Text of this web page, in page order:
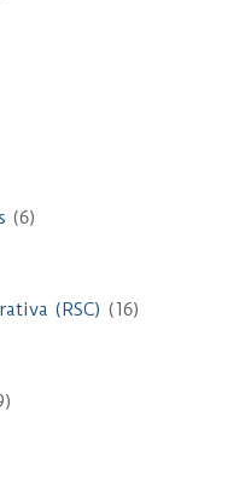
(6)
(RSC) (16)